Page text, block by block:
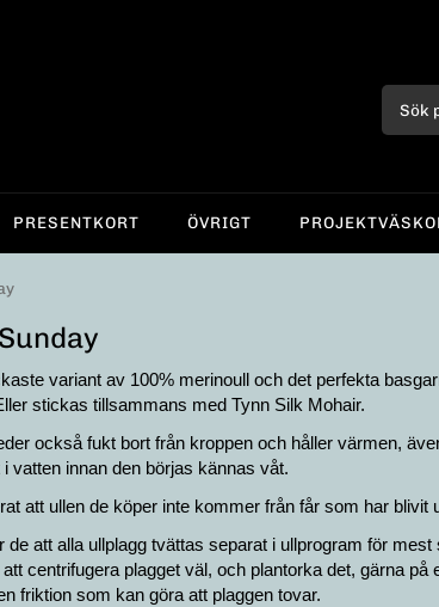
PRESENTKORT ÖVRIGT
variant av 100% merinoull och det perfekta
stickas tillsammans med Tynn Silk Mohair.
också fukt bort från kroppen och håller värmen,
vatten innan den börjas kännas våt.
att ullen de köper inte kommer från får som har blivit
att alla ullplagg tvättas separat i ullprogram för
centrifugera plagget väl, och plantorka det, gärna
friktion som kan göra att plaggen tovar.